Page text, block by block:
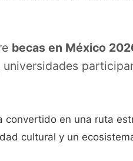
becas en México
universidades
convertido en una ruta
cultural y un